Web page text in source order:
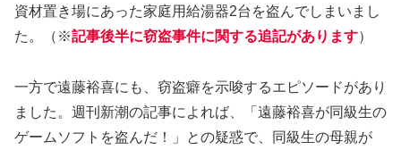
資材置き場にあった家庭用給湯器2台を盗んでしまいまし
た。（※記事後半に窃盗事件に関する追記があります）
一方で遠藤裕喜にも、窃盗癖を示唆するエピソードがあり
ました。週刊新潮の記事によれば、「遠藤裕喜が同級生の
ゲームソフトを盗んだ！」との疑惑で、同級生の母親が